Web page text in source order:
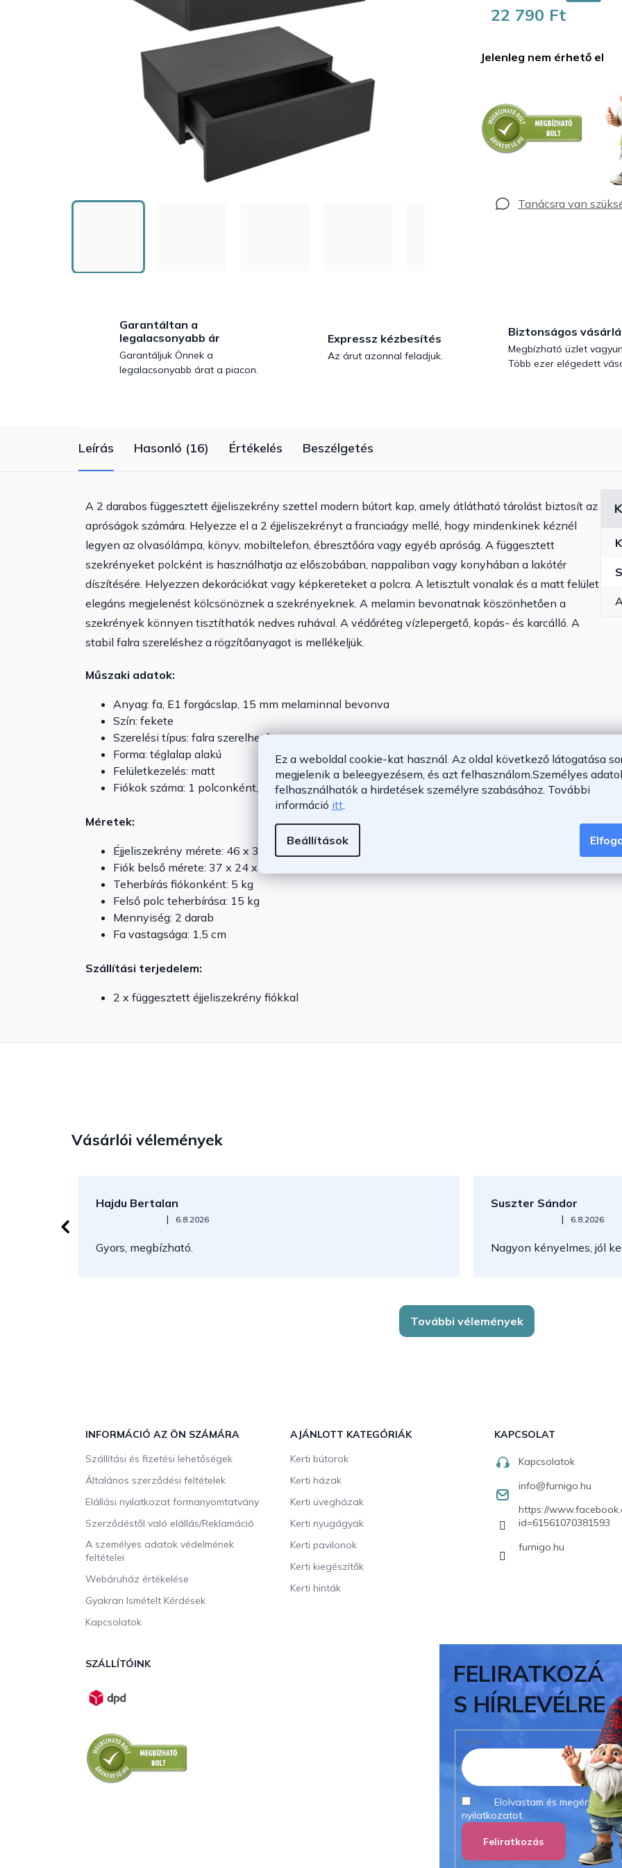
Ez a weboldal cookie-kat használ. Az oldal következő látogatása
megjelenik a beleegyezésem, és azt felhasználom. Személyes
felhasználhatók a hirdetések személyre szabásához. További
információ itt
Beállítások
22 790 Ft
Jelenleg nem érhető el
Garantáltan a
legalacsonyabb ár
Garantáljuk Önnek a
legalacsonyabb árat a piacon.
Expressz kézbesítés
Az árut azonnal feladjuk.
Biztonságos
Megbízható üzlet
Több ezer elégedett
Leírás Hasonló (16) Értékelés Beszélgetés
A 2 darabos függesztett éjjeliszekrény szettel modern bútort kap, amely átlátható tárolást biztosít az
apróságok számára. Helyezze el a 2 éjjeliszekrényt a franciaágy mellé, hogy mindenkinek kéznél
legyen az olvasólámpa, könyv, mobiltelefon, ébresztőóra vagy egyéb apróság. A függesztett
szekrényeket polcként is használhatja az előszobában, nappaliban vagy konyhában a lakótér
díszítésére. Helyezzen dekorációkat vagy képkereteket a polcra. A letisztult vonalak és a matt felület
elegáns megjelenést kölcsönöznek a szekrényeknek. A melamin bevonatnak köszönhetően a
szekrények könnyen tisztíthatók nedves ruhával. A védőréteg vízlepergető, kopás- és karcálló. A
stabil falra szereléshez a rögzítőanyagot is mellékeljük.
Műszaki adatok:
Anyag: fa, E1 forgácslap, 15 mm melaminnal bevonva
Szín: fekete
Szerelési típus: falra szerelhető
Forma: téglalap alakú
Felületkezelés: matt
Fiókok száma: 1 polconként, fogantyú nélkül, alulról kihúzható
Méretek:
Éjjeliszekrény mérete: 46 x 30 x 15 cm (SzxMéxM)
Fiók belső mérete: 37 x 24 x 9 cm (HxSzxM)
Teherbírás fiókonként: 5 kg
Felső polc teherbírása: 15 kg
Mennyiség: 2 darab
Fa vastagsága: 1,5 cm
Szállítási terjedelem:
2 x függesztett éjjeliszekrény fiókkal
Vásárlói vélemények
Hajdu Bertalan
Az áruház értékelése 5-ből 5 csillag.
| 6.8.2026
Gyors, megbízható.
Suszter Sándor
Az áruház értékelése 5-ből
| 6.8.2026
Nagyon kényelmes, jól
További vélemények
INFORMÁCIÓ AZ ÖN SZÁMÁRA
Szállítási és fizetési lehetőségek
Általános szerződési feltételek
Elállási nyilatkozat formanyomtatvány
Szerződéstől való elállás/Reklamáció
A személyes adatok védelmének
feltételei
Webáruház értékelése
Gyakran Ismételt Kérdések
Kapcsolatok
AJÁNLOTT KATEGÓRIÁK
Kerti bútorok
Kerti házak
Kerti üvegházak
Kerti nyugágyak
Kerti pavilonok
Kerti kiegészítők
Kerti hinták
KAPCSOLAT
Kapcsolatok
info@furnigo.hu
https://
id=61561070381593
furnigo.hu
SZÁLLÍTÓINK
FELIRATKOZÁ
S HÍRLEVÉLRE
E-MAIL
Elolvastam és
nyilatkozatot.
Feliratkozás